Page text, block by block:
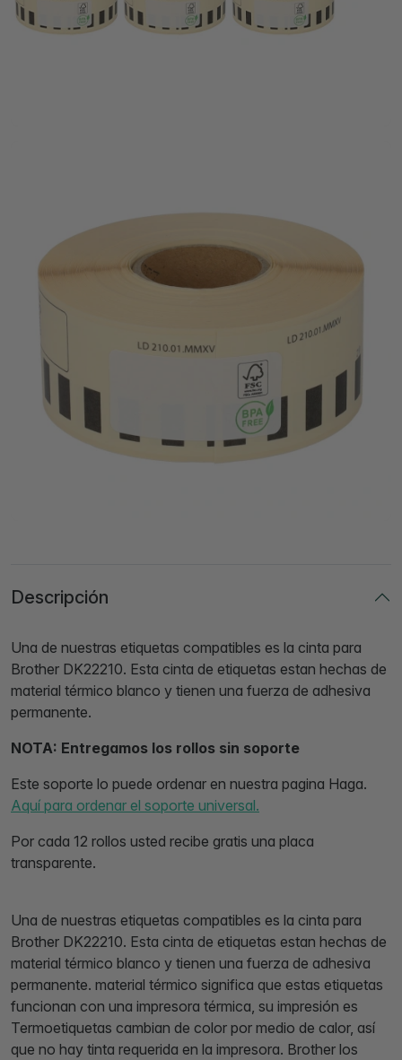
Descripción
Una de nuestras etiquetas compatibles es la cinta para
Brother DK22210. Esta cinta de etiquetas estan hechas de
material térmico blanco y tienen una fuerza de adhesiva
permanente.
NOTA: Entregamos los rollos sin soporte
Este soporte lo puede ordenar en nuestra pagina Haga.
Aquí para ordenar el soporte universal.
Por cada 12 rollos usted recibe gratis una placa
transparente.
Una de nuestras etiquetas compatibles es la cinta para
Brother DK22210. Esta cinta de etiquetas estan hechas de
material térmico blanco y tienen una fuerza de adhesiva
permanente. material térmico significa que estas etiquetas
funcionan con una impresora térmica, su impresión es
Termoetiquetas cambian de color por medio de calor, así
que no hay tinta requerida en la impresora. Brother los